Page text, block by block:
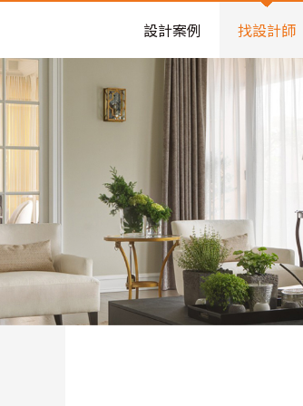
老屋預
設計案例 找設計師